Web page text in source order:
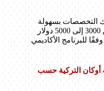
التخصصات بسهولة
من خلال سداد مبلغ سنوي يتراوح بين 3000 إلى 5000 دولار
للبرنامج الأكاديمي
أوكان التركية حسب